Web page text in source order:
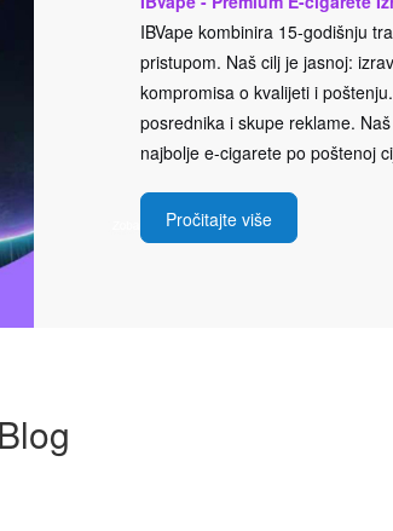
IBVape kombinira 15-godišnju
pristupom. Naš cilj je jasnoj:
kompromisa o kvalijeti i
posrednika i skupe reklame.
najbolje e-cigarete po poštenoj
Pročitajte više
Blog